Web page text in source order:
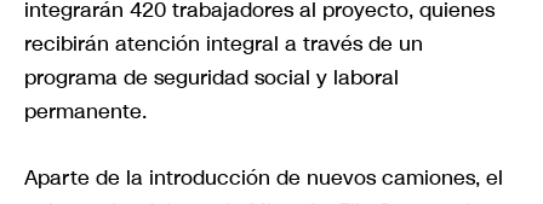
integrarán 420 trabajadores al proyecto, quienes
recibirán atención integral a través de un
programa de seguridad social y laboral
permanente.
Aparte de la introducción de nuevos camiones, el